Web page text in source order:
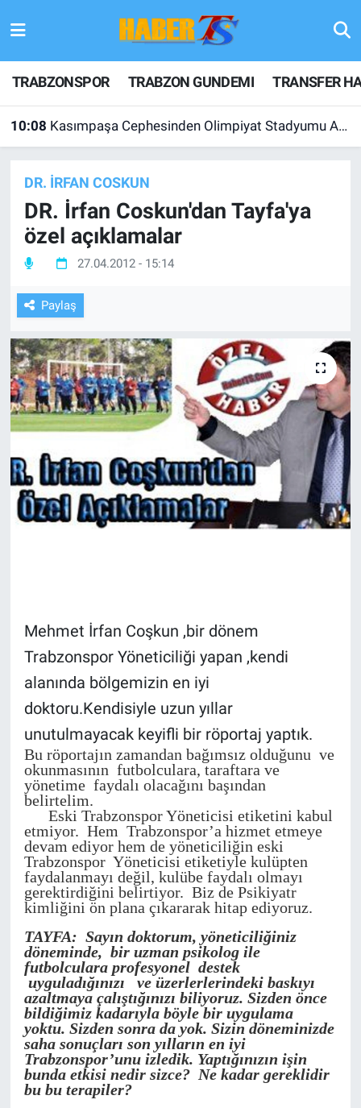
TRABZONSPOR TRABZON GUNDEMI TRANSFER
10:08 Kasımpaşa Cephesinden Olimpiyat Stadyumu Açıklaması
DR. İRFAN COSKUN
DR. İrfan Coskun'dan Tayfa'ya
özel açıklamalar
27.04.2012 - 15:14
Paylaş
Mehmet İrfan Coşkun ,bir dönem
Trabzonspor Yöneticiliği yapan ,kendi
alanında bölgemizin en iyi
doktoru.Kendisiyle uzun yıllar
unutulmayacak keyifli bir röportaj yaptık.
Bu röportajın zamandan bağımsız olduğunu ve
okunmasının futbolculara, taraftara ve
yönetime faydalı olacağını başından
belirtelim.
Eski Trabzonspor Yöneticisi etiketini kabul
etmiyor. Hem Trabzonspor’a hizmet etmeye
devam ediyor hem de yöneticiliğin eski
Trabzonspor Yöneticisi etiketiyle kulüpten
faydalanmayı değil, kulübe faydalı olmayı
gerektirdiğini belirtiyor. Biz de Psikiyatr
kimliğini ön plana çıkararak hitap ediyoruz.
TAYFA: Sayın doktorum, yöneticiliğiniz
döneminde, bir uzman psikolog ile
futbolculara profesyonel destek
uyguladığınızı ve üzerlerlerindeki baskıyı
azaltmaya çalıştığınızı biliyoruz. Sizden önce
bildiğimiz kadarıyla böyle bir uygulama
yoktu. Sizden sonra da yok. Sizin döneminizde
saha sonuçları son yılların en iyi
Trabzonspor’unu izledik. Yaptığınızın işin
bunda etkisi nedir sizce? Ne kadar gereklidir
bu bu terapiler?
TRABZONSPOR
TRABZON GUNDEMI
GÜNDEM
TRANSFER HABERLERI
KULİS MEYDANI
1461 TRABZON
FUTBOL
ALT LIGLER
TV VE SİNEMA
BASKETBOL
SAĞLIK
GENEL
EKONOMİ
EĞİTİM
ÇEVRE
HABERDE İNSAN
POLİTİKA
SPOR
MAGAZİN
Hava Durumu
Trafik Durumu
Süper Lig Puan Durumu ve Fikstür
Tüm Manşetler
Son Dakika Haberleri
Haber Arşivi